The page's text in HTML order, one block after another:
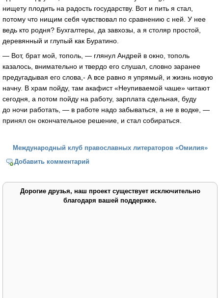
нищету плодить на радость государству. Вот и пить я стал,
потому что нищим себя чувствовал по сравнению с ней. У нее
ведь кто родня? Бухгалтеры, да завхозы, а я столяр простой,
деревянный и глупый как Буратино.
— Вот, брат мой, тополь, — глянул Андрей в окно, тополь
казалось, внимательно и твердо его слушал, словно заранее
предугадывая его слова,- А все равно я упрямый, и жизнь новую
начну. В храм пойду, там акафист «Неупиваемой чаше» читают
сегодня, а потом пойду на работу, зарплата сдельная, буду
до ночи работать, — в работе надо забываться, а не в водке, —
принял он окончательное решение, и стал собираться.
Международный клуб православных литераторов «Омилия»
Добавить комментарий
Дорогие друзья, наш проект существует исключительно
благодаря вашей поддержке.